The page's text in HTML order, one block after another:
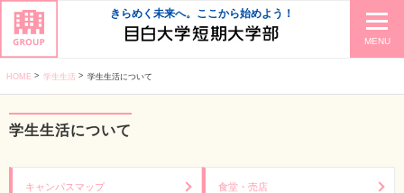
きらめく未来へ。ここから始めよう！
MENU
HOME 学生生活 学生生活について
学生生活について
キャンパスマップ 食堂・売店